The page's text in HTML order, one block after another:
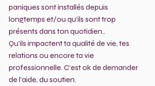
paniques sont installés depuis
longtemps et/ou qu'ils sont trop
présents dans ton quotidien..
Qu'ils impactent ta qualité de vie, tes
relations ou encore ta vie
professionnelle. C'est ok de demander
de l'aide, du soutien.